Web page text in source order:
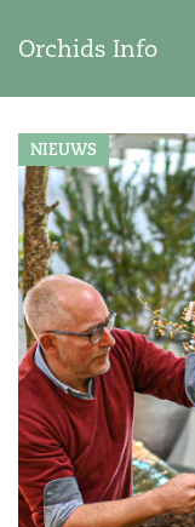
Orchids Info
NIEUWS